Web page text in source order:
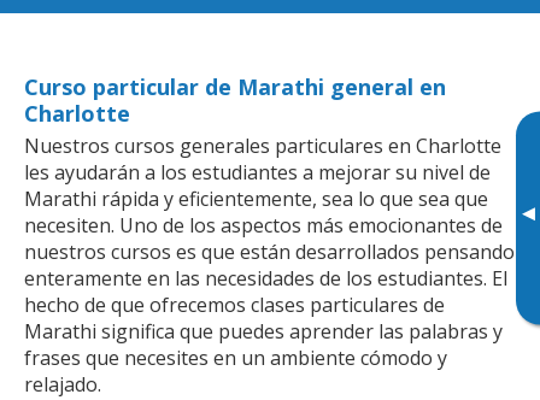
▸
Curso particular de Marathi general en
Charlotte
Nuestros cursos generales particulares en Charlotte
les ayudarán a los estudiantes a mejorar su nivel de
Marathi rápida y eficientemente, sea lo que sea que
necesiten. Uno de los aspectos más emocionantes de
nuestros cursos es que están desarrollados pensando
enteramente en las necesidades de los estudiantes. El
hecho de que ofrecemos clases particulares de
Marathi significa que puedes aprender las palabras y
frases que necesites en un ambiente cómodo y
relajado.